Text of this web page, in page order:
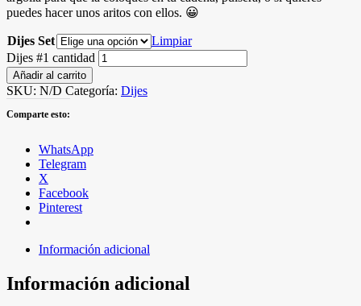
puedes hacer unos aritos con ellos. 😀
Dijes Set
Limpiar
Dijes #1 cantidad
Añadir al carrito
SKU: N/D Categoría: Dijes
Comparte esto:
WhatsApp
Telegram
X
Facebook
Pinterest
Información adicional
Información adicional